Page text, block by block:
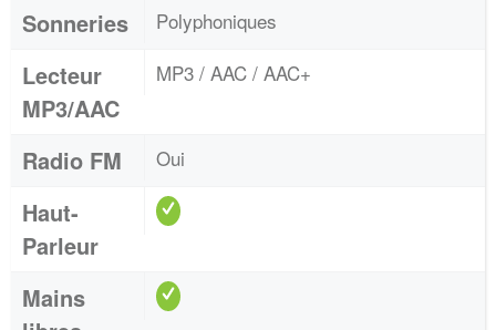
Sonneries Polyphoniques
Lecteur
MP3/AAC
MP3 / AAC / AAC+
Radio FM Oui
Haut-
Parleur
Mains